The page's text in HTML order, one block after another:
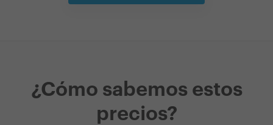
¿Cómo sabemos estos
precios?